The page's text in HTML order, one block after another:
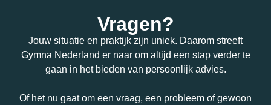
Vragen?
Jouw situatie en praktijk zijn uniek. Daarom streeft
Gymna Nederland er naar om altijd een stap verder te
gaan in het bieden van persoonlijk advies.
Of het nu gaat om een vraag, een probleem of gewoon